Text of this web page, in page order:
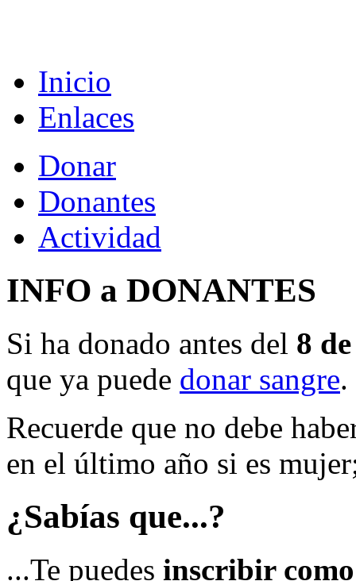
Inicio
Enlaces
Donar
Donantes
Actividad
INFO a DONANTES
Si ha donado antes del 8
que ya puede donar sangre.
Recuerde que no debe
en el último año si es
¿Sabías que...?
...Te puedes inscribir